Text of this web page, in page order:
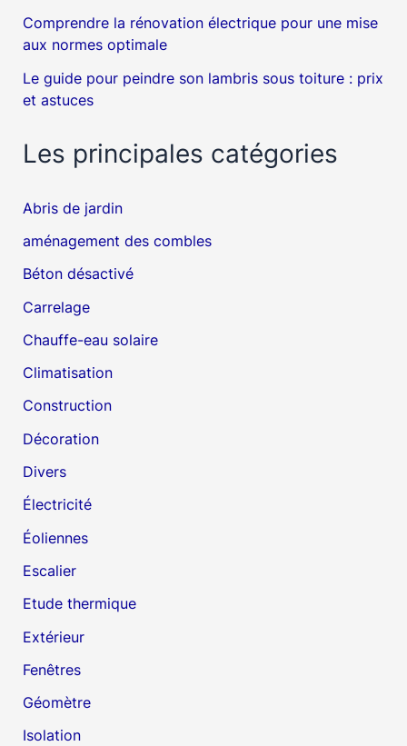
Comprendre la rénovation électrique pour une mise
aux normes optimale
Le guide pour peindre son lambris sous toiture : prix
et astuces
Les principales catégories
Abris de jardin
aménagement des combles
Béton désactivé
Carrelage
Chauffe-eau solaire
Climatisation
Construction
Décoration
Divers
Électricité
Éoliennes
Escalier
Etude thermique
Extérieur
Fenêtres
Géomètre
Isolation